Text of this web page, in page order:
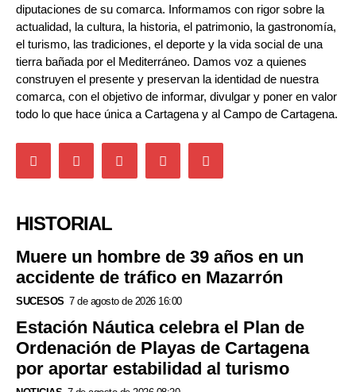
diputaciones de su comarca. Informamos con rigor sobre la
actualidad, la cultura, la historia, el patrimonio, la gastronomía,
el turismo, las tradiciones, el deporte y la vida social de una
tierra bañada por el Mediterráneo. Damos voz a quienes
construyen el presente y preservan la identidad de nuestra
comarca, con el objetivo de informar, divulgar y poner en valor
todo lo que hace única a Cartagena y al Campo de Cartagena.
HISTORIAL
Muere un hombre de 39 años en un
accidente de tráfico en Mazarrón
SUCESOS 7 de agosto de 2026 16:00
Estación Náutica celebra el Plan de
Ordenación de Playas de Cartagena
por aportar estabilidad al turismo